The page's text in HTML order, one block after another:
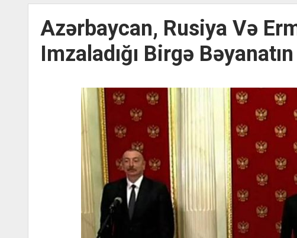
Azərbaycan, Rusiya Və
Imzaladığı Birgə